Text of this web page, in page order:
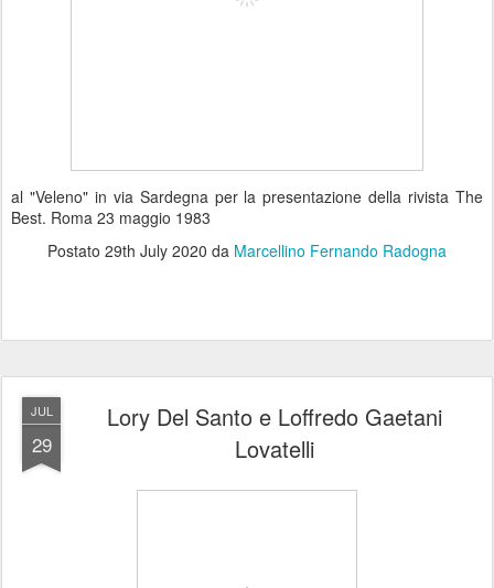
al "Veleno" in via Sardegna per la presentazione della rivista The
Best. Roma 23 maggio 1983
Postato 29th July 2020 da Marcellino Fernando Radogna
JUL
29
Lory Del Santo e Loffredo Gaetani
Lovatelli